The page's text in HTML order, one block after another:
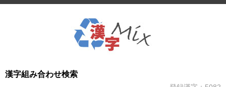
漢字組み合わせ検索